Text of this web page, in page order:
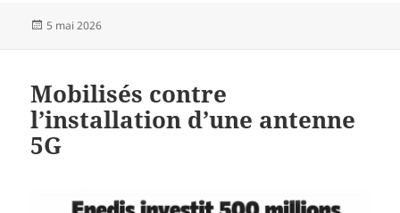
Publié
5 mai 2026
Mobilisés contre
l’installation d’une antenne
5G